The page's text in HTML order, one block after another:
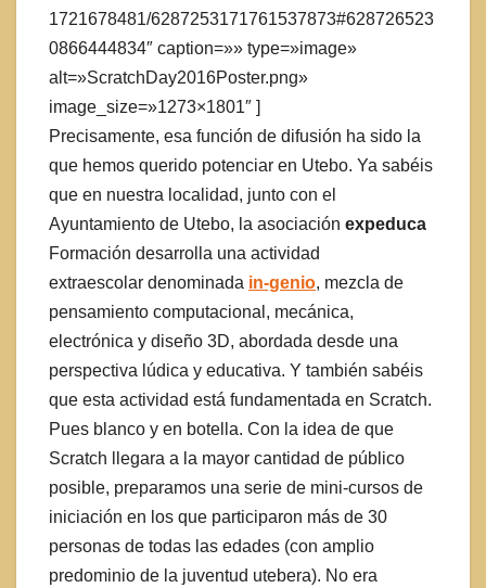
1721678481/6287253171761537873#628726523
0866444834″ caption=»» type=»image»
alt=»ScratchDay2016Poster.png»
image_size=»1273×1801″ ]
Precisamente, esa función de difusión ha sido la
que hemos querido potenciar en Utebo. Ya sabéis
que en nuestra localidad, junto con el
Ayuntamiento de Utebo, la asociación expeduca
Formación desarrolla una actividad
extraescolar denominada in-genio, mezcla de
pensamiento computacional, mecánica,
electrónica y diseño 3D, abordada desde una
perspectiva lúdica y educativa. Y también sabéis
que esta actividad está fundamentada en Scratch.
Pues blanco y en botella. Con la idea de que
Scratch llegara a la mayor cantidad de público
posible, preparamos una serie de mini-cursos de
iniciación en los que participaron más de 30
personas de todas las edades (con amplio
predominio de la juventud utebera). No era